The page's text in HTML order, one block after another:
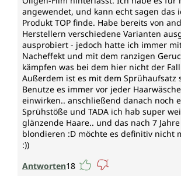
angewendet, und kann echt sagen das
Produkt TOP finde. Habe bereits von
Herstellern verschiedene Varianten
ausprobiert - jedoch hatte ich immer
Nacheffekt und mit dem ranzigen
kämpfen was bei dem hier nicht der
Außerdem ist es mit dem Sprühaufsatz
Benutze es immer vor jeder
einwirken.. anschließend danach noch
Sprühstöße und TADA ich hab super
glänzende Haare.. und das nach 7
blondieren :D möchte es definitiv nicht
:))
Antworten18